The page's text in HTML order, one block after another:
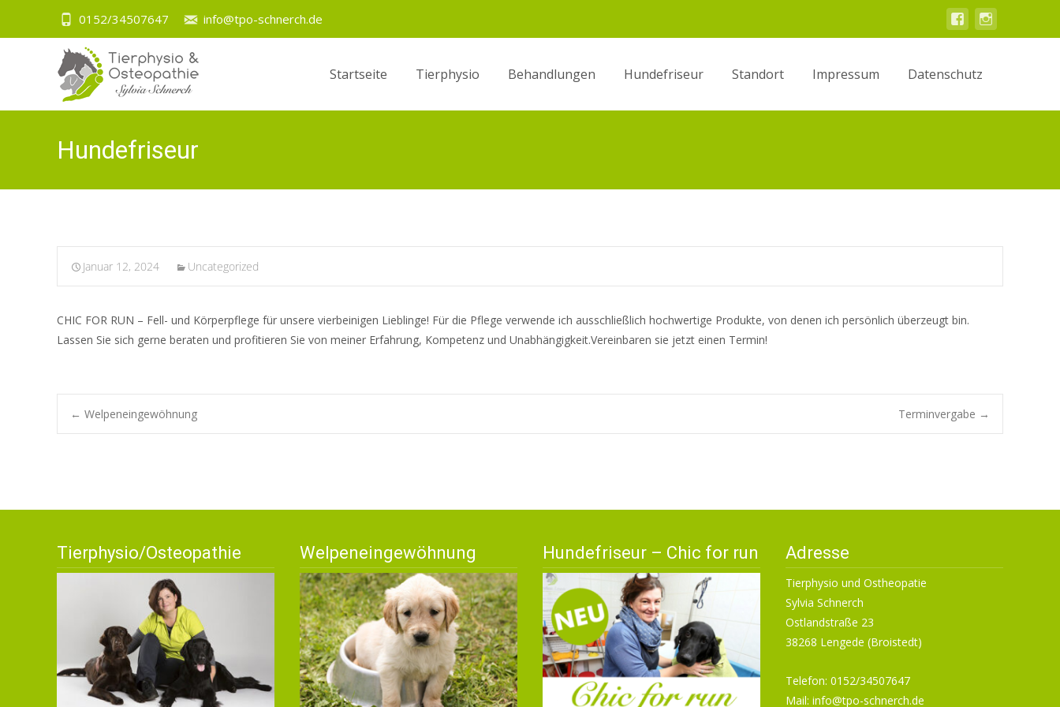
0152/34507647 info@tpo-schnerch.de
Inhalt
Startseite Tierphysio Behandlungen Hundefriseur Standort Impressum Datenschutz
Hundefriseur
Januar 12, 2024 Uncategorized
CHIC FOR RUN – Fell- und Körperpflege für unsere vierbeinigen Lieblinge! Für die Pflege verwende ich ausschließlich hochwertige Produkte, von denen ich persönlich überzeugt bin.
Lassen Sie sich gerne beraten und profitieren Sie von meiner Erfahrung, Kompetenz und Unabhängigkeit.Vereinbaren sie jetzt einen Termin!
Navigation
← Welpeneingewöhnung Terminvergabe →
Tierphysio/Osteopathie Welpeneingewöhnung Hundefriseur – Chic for run Adresse
Tierphysio und Ostheopatie
Sylvia Schnerch
Ostlandstraße 23
38268 Lengede (Broistedt)
Telefon: 0152/34507647
Mail: info@tpo-schnerch.de